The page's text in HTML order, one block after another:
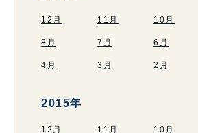
12月 11月 10月
8月 7月 6月
4月 3月 2月
2015年
12月 11月 10月